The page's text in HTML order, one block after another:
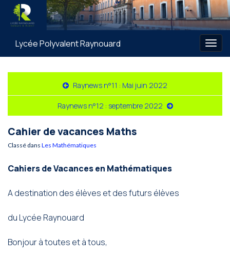
Lycée Polyvalent Raynouard
Raynews n°11 : Mai juin 2022
Raynews n°12 : septembre 2022
Cahier de vacances Maths
Classé dans Les Mathématiques
Cahiers de Vacances en Mathématiques
A destination des élèves et des futurs élèves
du Lycée Raynouard
Bonjour à toutes et à tous,